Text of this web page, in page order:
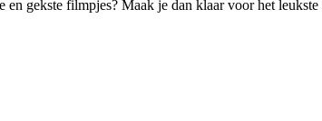
gekste filmpjes? Maak je dan klaar voor het